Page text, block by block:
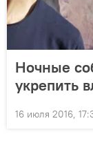
Ночные
укрепить
16 июля 2016,